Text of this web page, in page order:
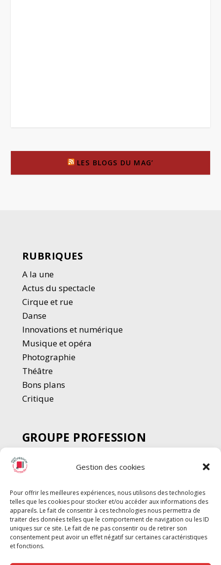
Gestion des cookies
Pour offrir les meilleures expériences, nous utilisons des technologies
telles que les cookies pour stocker et/ou accéder aux informations des
appareils. Le fait de consentir à ces technologies nous permettra de
traiter des données telles que le comportement de navigation ou les ID
uniques sur ce site. Le fait de ne pas consentir ou de retirer son
consentement peut avoir un effet négatif sur certaines caractéristiques
et fonctions.
LES BLOGS DU MAG’
RUBRIQUES
A la une
Actus du spectacle
Cirque et rue
Danse
Innovations et numérique
Musique et opéra
Photographie
Théâtre
Bons plans
Critique
GROUPE PROFESSION
SPECTACLE
Chèque Intermittents
Chèque Compta
Chèque Emploi Spectacle
G-Pods
Profession Audio-visuel